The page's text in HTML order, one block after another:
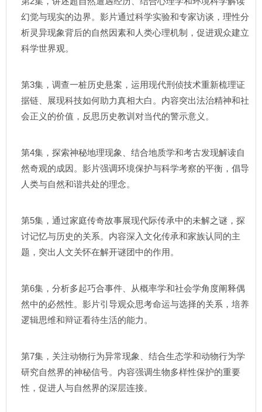
幻觉与现实的边界。影片通过科学实验和专家访谈，理性分
析灵异现象背后的自然因素和人类心理机制，促进观众建立
科学世界观。
第3集，调查一桩历史悬案，运用现代刑侦技术重新梳理证
据链、展现科技如何助力真相大白。内容突出法治精神和社
会正义的价值，反思历史教训对当代的警示意义。
第4集，探索神秘地理现象、结合地质学和考古发现解读自
然奇观的成因。影片强调环境保护与科学考察的平衡，倡导
人类与自然和谐共处的理念。
第5集，通过家庭传奇故事展现代际传承中的未解之谜，探
讨记忆与历史的关系。内容深入文化传承和家族认同的主
题，突出人文关怀在解开谜团中的作用。
第6集，分析多起巧合事件、从概率学和社会学角度阐释偶
然中的必然性。影片引导观众思考命运与选择的关系，培养
逻辑思维和辩证看待生活的能力。
第7集，关注动物行为异常现象、结合生态学和动物行为学
研究自然界的神秘信号。内容强调生物多样性保护的重要
性，促进人与自然界的深层连接。